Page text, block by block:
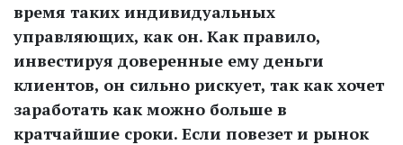
время таких индивидуальных
управляющих, как он. Как правило,
инвестируя доверенные ему деньги
клиентов, он сильно рискует, так как хочет
заработать как можно больше в
кратчайшие сроки. Если повезет и рынок